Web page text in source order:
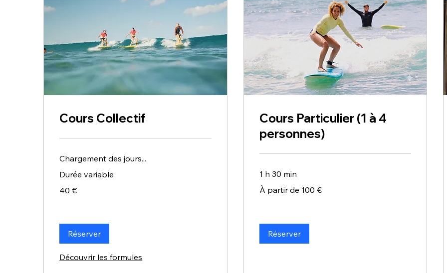
Cours Collectif
Chargement des jours...
Durée variable
euros
40 €
Réserver
Découvrir les formules
Cours Particulier (1 à 4
personnes)
1 h 30 min
À
partir
À partir de 100 €
Réserver